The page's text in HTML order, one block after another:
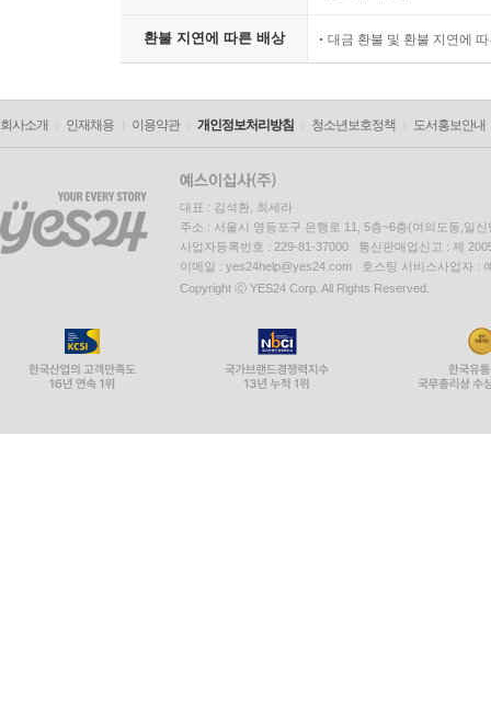
환불 지연에 따른 배상 대금 환불 및 환불 지연에
회사소개 인재채용 이용약관 개인정보처리방침 청소년보호정책 도서홍보안내
대표 : 김석환, 최세라
주소 : 서울시 영등포구 은행로 11, 5층~6층(여의도동,일신
사업자등록번호 : 229-81-37000 통신판매업신고 : 제
이메일 : yes24help@yes24.com 호스팅 서비스사업자 :
Copyright ⓒ YES24 Corp. All Rights Reserved.